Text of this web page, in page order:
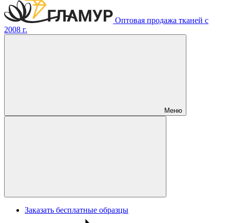
Оптовая продажа тканей с
2008 г.
Меню
Заказать бесплатные образцы